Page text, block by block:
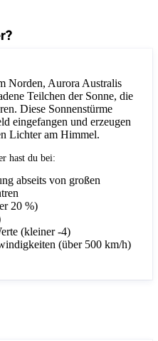
Norden, Aurora Australis
Teilchen der Sonne, die
Diese Sonnenstürme
eingefangen und erzeugen
Lichter am Himmel.
hast du bei:
abseits von großen
20 %)
(kleiner -4)
(über 500 km/h)